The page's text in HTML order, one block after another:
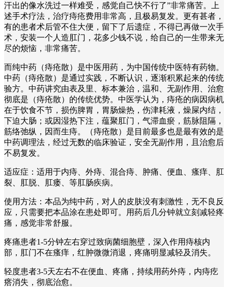
汗出的像水洗过一样难受，感觉自己快不行了”非常痛苦。上
述手术疗法，治疗痔疮费用非常高，且极易复发。更有甚者，
有的患者术后管不住大便，留下了后遗症，不得已再做一次手
术，安装一个人造肛门，花多少钱不说，给自己的一生带来无
尽的烦恼，非常痛苦。
而纯中药（痔疮散）是中医用药，为中国传统中医特有药物。
中药（痔疮散）是通过实践，不断认识，逐渐积累起来的传统
验方。中药讲究由表及里、标本兼治，温和、无副作用、治愈
彻底是（痔疮散）的传统优势。中医学认为，痔疮的病因病机
在于饮食不节，损伤脾胃，胃肠燥热，伤津耗液，燥屎内结，
下迫大肠；或因湿热下注，蕴聚肛门，气滞血瘀，筋脉阻隔，
筋络弛纵，因而生痔。（痔疮散）是目前最多也是最有效的是
中药调理法，经过无数的临床验证，安全无副作用，且治愈后
不易复发。
适应症：适用于内痔、外痔、混合痔、肿痛、便血、瘙痒、肛
裂、肛脱、肛瘘、等肛肠疾病。
使用方法：本品为纯中药，对人的皮肤没有刺激性，无不良反
应，只需要把本品涂在患处即可。用药后几分钟就立刻减轻疼
痛，感觉非常舒服。
疼痛患者1-5分钟左右穿过致病菌细胞壁，深入作用痔核内
部，肛门不在瘙痒，红肿微微消退，疼痛明显减轻及消失。
轻度患者3-5天左右不在便血、疼痛，持续用药外痔，内痔疙
瘩消失，彻底治愈。